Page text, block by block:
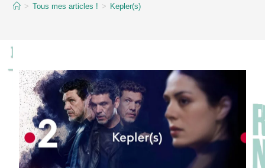
> Tous mes articles ! > Kepler(s)